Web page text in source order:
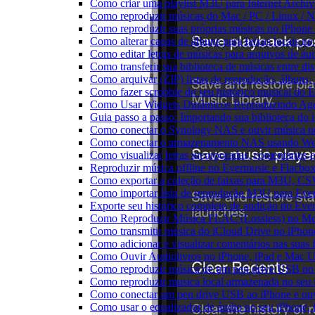
Como criar uma playlist M3U para Internet
Como reproduzir músicas do Mac / PC / Linux /
Como reproduzir suas próprias músicas no
Como alterar capas de álbuns para faixas locais
Como editar letras de músicas para arquivos de
Como transferir sua biblioteca de músicas entre
Como arquivar (ZIP) listas de reprodução,
Como fazer scrobble do seu histórico musical do
Como Usar Widgets Dinâmicos Reproduzindo
Guia passo a passo: Importando sua biblioteca
Como conectar o Synology NAS e ouvir música
Como conectar o armazenamento NAS usando
Como visualizar letras incorporadas,
Reproduzir música offline no Evermusic e
Como exportar a coleção de faixas para M3U,
Como importar lista de reprodução M3U para
Exporte seu histórico completo de audição do
Como Reproduzir Música FLAC (Lossless) no
Como transmitir música do iCloud Drive no
Como adicionar e visualizar comentários nas
Como Ouvir Audiolivros no iPhone, iPad e Mac
Como reproduzir música de um pen drive USB
Como reproduzir musica local armazenada no
Como conectar um pen drive USB ao iPhone e
Como usar o equalizador de áudio no seu